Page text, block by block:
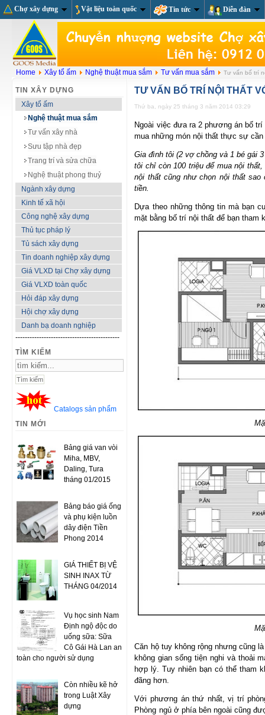
Chợ xây dựng Vật liệu toàn quốc Tin tức Diễn đàn
Home Xây tổ ấm Nghệ thuật mua sắm Tư vấn mua sắm Tư vấn bố trí
TIN XÂY DỰNG
Xây tổ ấm
Nghệ thuật mua sắm
Tư vấn xây nhà
Sưu tập nhà đẹp
Trang trí và sửa chữa
Nghệ thuật phong thuỷ
Ngành xây dựng
Kinh tế xã hội
Công nghệ xây dựng
Thủ tục pháp lý
Tủ sách xây dựng
Tin doanh nghiệp xây dựng
Giá VLXD tại Chợ xây dựng
Giá VLXD toàn quốc
Hỏi đáp xây dựng
Hội chợ xây dựng
Danh bạ doanh nghiệp
--------------------------------------------
TÌM KIẾM
Catalogs sản phẩm
TIN MỚI
Bảng giá van vòi
Miha, MBV,
Daling, Tura
tháng 01/2015
Bảng báo giá ống
và phụ kiện luồn
dây điện Tiền
Phong 2014
GIÁ THIẾT BỊ VỆ
SINH INAX TỪ
THÁNG 04/2014
Vụ học sinh Nam
Định ngộ độc do
uống sữa: Sữa
Cô Gái Hà Lan an
toàn cho người sử dụng
Còn nhiều kẽ hở
trong Luật Xây
dựng
TƯ VẤN BỐ TRÍ NỘI THẤT
Thứ ba, ngày 25 tháng 3 năm 2014 03:29
Ngoài việc đưa ra 2 phương án bố
mua những món nội thất thực sự
Gia đình tôi (2 vợ chồng và 1 bé gái
tôi chỉ còn 100 triệu để mua nội
nội thất cũng như chọn nội thất
tiền.
Dựa theo những thông tin mà bạn
mặt bằng bố trí nội thất để bạn tham
Căn hộ tuy không rộng nhưng cũng
không gian sống tiện nghi và thoải
hợp lý. Tuy nhiên bạn có thể tham
đãng hơn.
Với phương án thứ nhất, vị trí
Phòng ngủ ở phía bên ngoài cũng